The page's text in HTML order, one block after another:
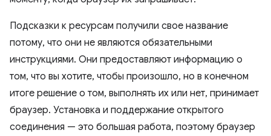
Подсказки к ресурсам получили свое название
потому, что они не являются обязательными
инструкциями. Они предоставляют информацию о
том, что вы хотите, чтобы произошло, но в конечном
итоге решение о том, выполнять их или нет, принимает
браузер. Установка и поддержание открытого
соединения — это большая работа, поэтому браузер